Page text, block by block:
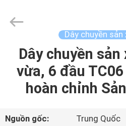
TRANG
CHỦ
SẢN
2026
Dây chuyền
Dây chuyền
vừa, 6 đầu
hoàn chỉnh
Nguồn gốc:
Trung Quốc